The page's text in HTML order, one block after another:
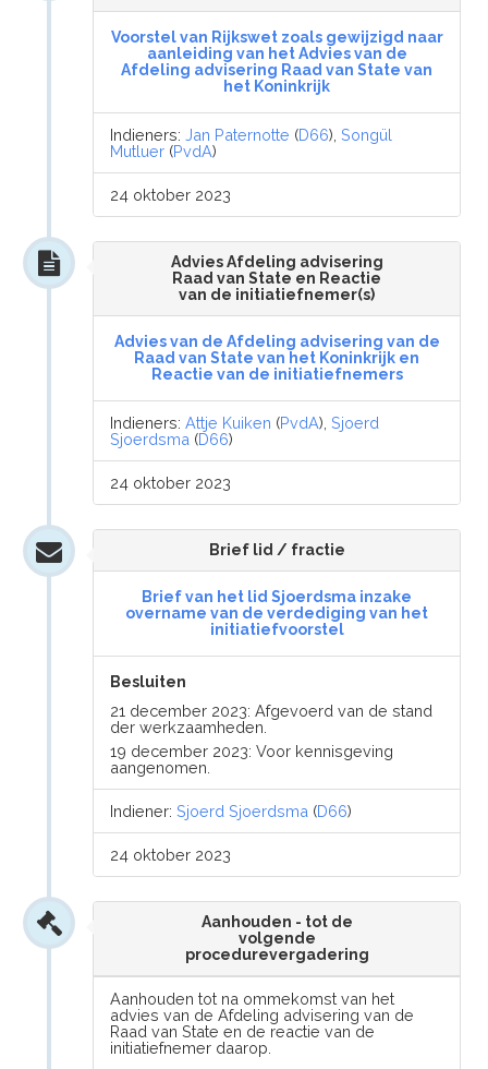
Voorstel van Rijkswet zoals gewijzigd naar
aanleiding van het Advies van de
Afdeling advisering Raad van State van
het Koninkrijk
Indieners:Jan Paternotte (D66),Songül
Mutluer (PvdA)
24 oktober 2023
Advies Afdeling advisering
Raad van State en Reactie
van de initiatiefnemer(s)
Advies van de Afdeling advisering van de
Raad van State van het Koninkrijk en
Reactie van de initiatiefnemers
Indieners:Attje Kuiken (PvdA),Sjoerd
Sjoerdsma (D66)
24 oktober 2023
Brief lid / fractie
Brief van het lid Sjoerdsma inzake
overname van de verdediging van het
initiatiefvoorstel
Besluiten
21 december 2023: Afgevoerd van de stand
der werkzaamheden.
19 december 2023: Voor kennisgeving
aangenomen.
Indiener:Sjoerd Sjoerdsma (D66)
24 oktober 2023
Aanhouden - tot de
volgende
procedurevergadering
Aanhouden tot na ommekomst van het
advies van de Afdeling advisering van de
Raad van State en de reactie van de
initiatiefnemer daarop.